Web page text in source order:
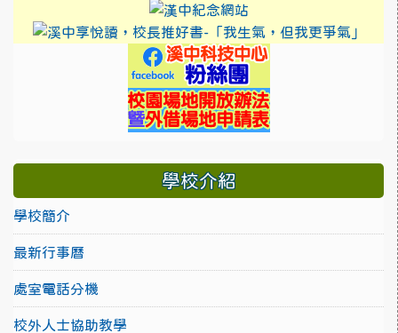
link to https://
link
link to https://
link to https://
學校介紹
學校簡介
最新行事曆
處室電話分機
校外人士協助教學